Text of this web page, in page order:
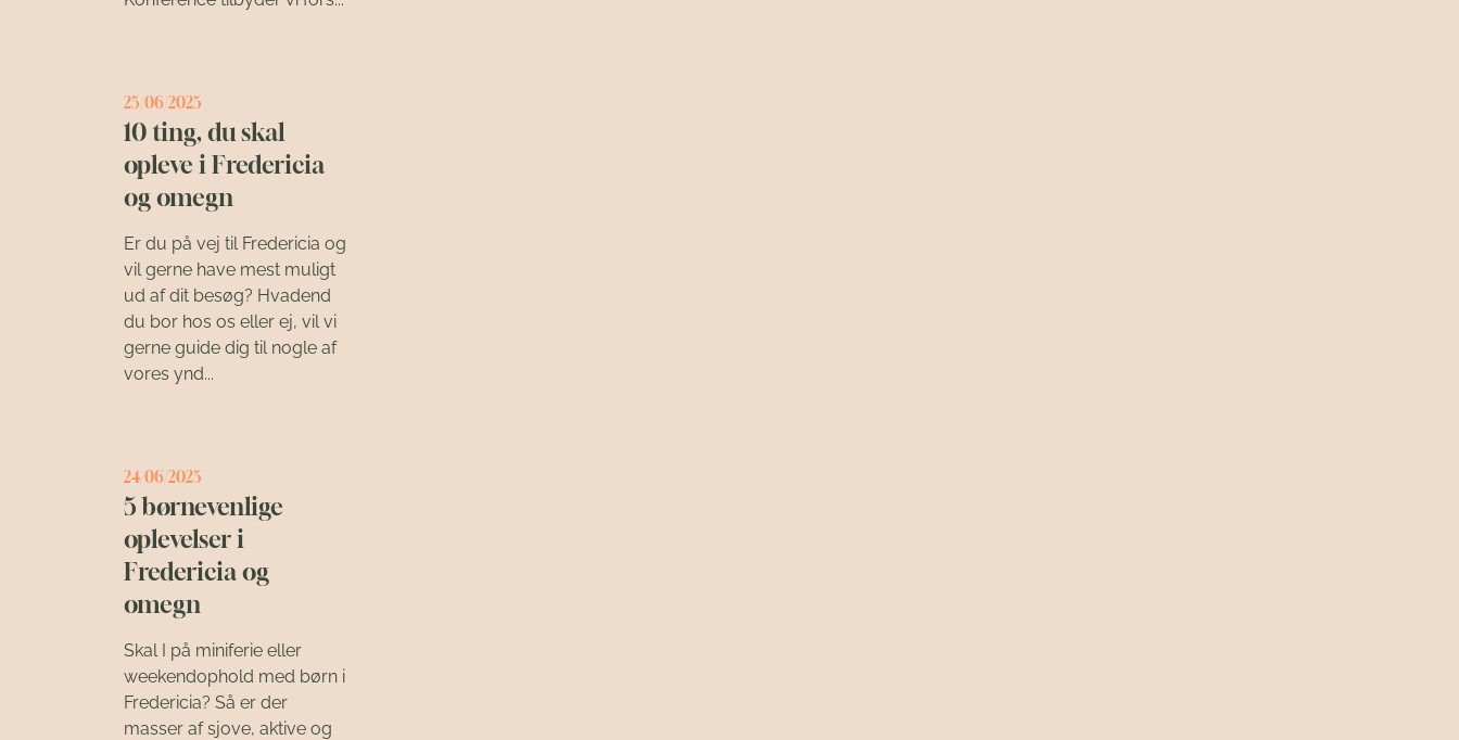
25/06/2025
10 ting, du skal
opleve i Fredericia
og omegn
Er du på vej til Fredericia og
vil gerne have mest muligt
ud af dit besøg? Hvadend
du bor hos os eller ej, vil vi
gerne guide dig til nogle af
vores ynd...
24/06/2025
5 børnevenlige
oplevelser i
Fredericia og
omegn
Skal I på miniferie eller
weekendophold med børn i
Fredericia? Så er der
masser af sjove, aktive og